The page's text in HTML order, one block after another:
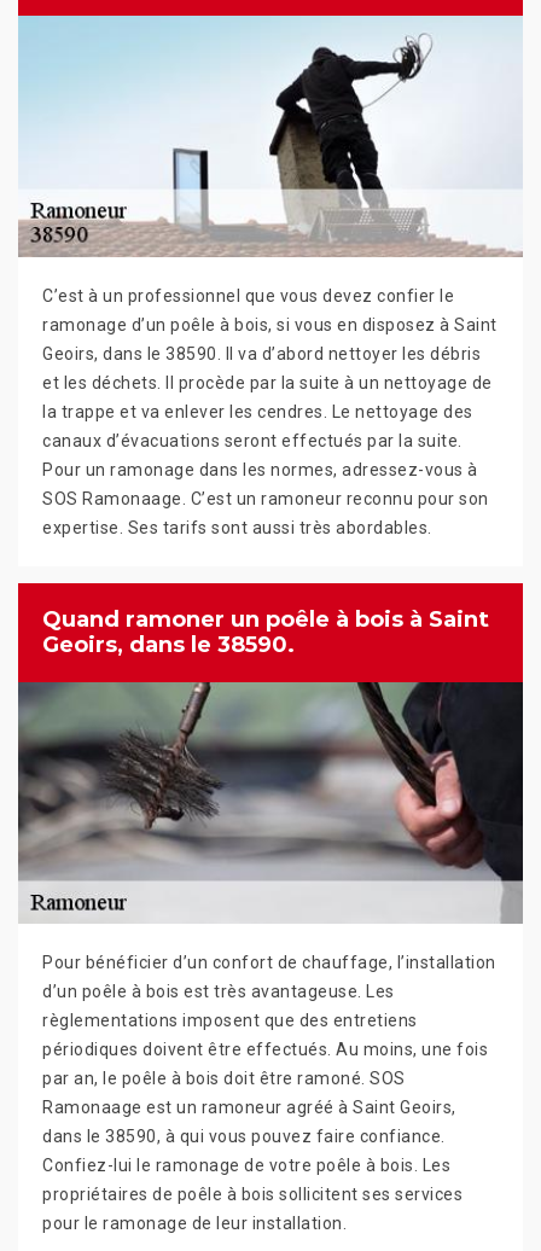
C’est à un professionnel que vous devez confier le
ramonage d’un poêle à bois, si vous en disposez à Saint
Geoirs, dans le 38590. Il va d’abord nettoyer les débris
et les déchets. Il procède par la suite à un nettoyage de
la trappe et va enlever les cendres. Le nettoyage des
canaux d’évacuations seront effectués par la suite.
Pour un ramonage dans les normes, adressez-vous à
SOS Ramonaage. C’est un ramoneur reconnu pour son
expertise. Ses tarifs sont aussi très abordables.
Quand ramoner un poêle à bois à Saint
Geoirs, dans le 38590.
Pour bénéficier d’un confort de chauffage, l’installation
d’un poêle à bois est très avantageuse. Les
règlementations imposent que des entretiens
périodiques doivent être effectués. Au moins, une fois
par an, le poêle à bois doit être ramoné. SOS
Ramonaage est un ramoneur agréé à Saint Geoirs,
dans le 38590, à qui vous pouvez faire confiance.
Confiez-lui le ramonage de votre poêle à bois. Les
propriétaires de poêle à bois sollicitent ses services
pour le ramonage de leur installation.